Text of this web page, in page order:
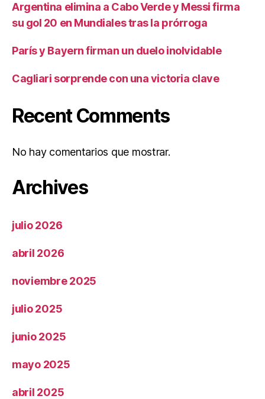
Argentina elimina a Cabo Verde y Messi firma
su gol 20 en Mundiales tras la prórroga
París y Bayern firman un duelo inolvidable
Cagliari sorprende con una victoria clave
Recent Comments
No hay comentarios que mostrar.
Archives
julio 2026
abril 2026
noviembre 2025
julio 2025
junio 2025
mayo 2025
abril 2025